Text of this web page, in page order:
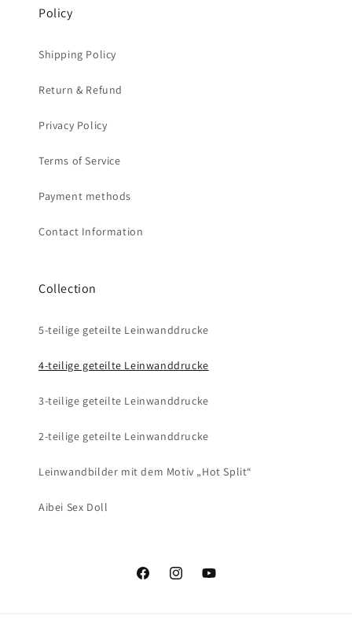
Policy
Shipping Policy
Return & Refund
Privacy Policy
Terms of Service
Payment methods
Contact Information
Collection
5-teilige geteilte Leinwanddrucke
4-teilige geteilte Leinwanddrucke
3-teilige geteilte Leinwanddrucke
2-teilige geteilte Leinwanddrucke
Leinwandbilder mit dem Motiv „Hot Split“
Aibei Sex Doll
FacebookInstagramYouTube